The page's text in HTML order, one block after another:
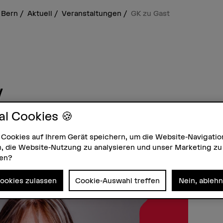
Aktuell Veranstaltungen GK zu Gast
«Gestaltung und Kunst» und
uns auf spannende Talks von
Gespräche mit dem Publikum.
Uhr – in transformation (fka Kapitel
Bollwerk 41, 3011 Bern
Cookies 🍪
auf Ihrem Gerät speichern, um die Website-
die Website-Nutzung zu analysieren und unser Marketing zu
zulassen Cookie-Auswahl treffen Nein,